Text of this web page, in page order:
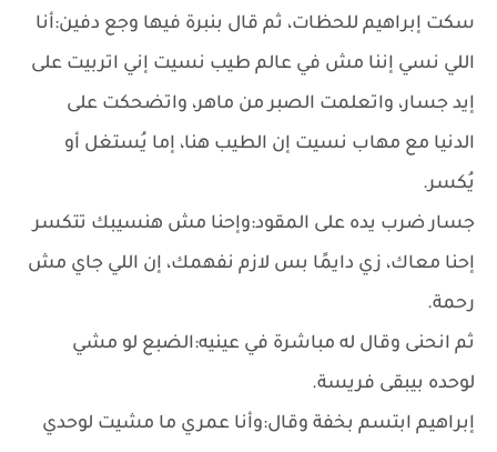
سكت إبراهيم للحظات، ثم قال بنبرة فيها وجع دفين:أنا
اللي نسي إننا مش في عالم طيب نسيت إني اتربيت على
إيد جسار، واتعلمت الصبر من ماهر، واتضحكت على
الدنيا مع مهاب نسيت إن الطيب هنا، إما يُستغل أو
يُكسر.
جسار ضرب يده على المقود:وإحنا مش هنسيبك تتكسر
إحنا معاك، زي دايمًا بس لازم نفهمك، إن اللي جاي مش
رحمة.
ثم انحنى وقال له مباشرة في عينيه:الضبع لو مشي
لوحده بيبقى فريسة.
إبراهيم ابتسم بخفة وقال:وأنا عمري ما مشيت لوحدي